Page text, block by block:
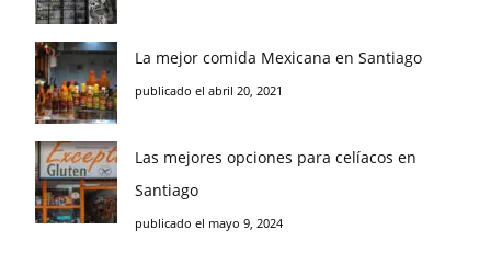
La mejor comida Mexicana en Santiago
publicado el abril 20, 2021
Las mejores opciones para celíacos en
Santiago
publicado el mayo 9, 2024